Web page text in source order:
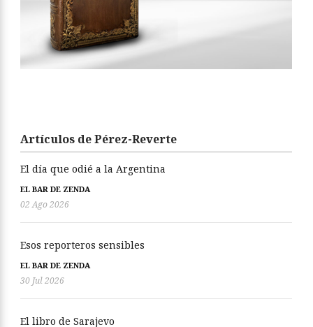
Artículos de Pérez-Reverte
El día que odié a la Argentina
EL BAR DE ZENDA
02 Ago 2026
Esos reporteros sensibles
EL BAR DE ZENDA
30 Jul 2026
El libro de Sarajevo